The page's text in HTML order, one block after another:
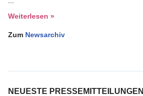
Weiterlesen »
Zum Newsarchiv
NEUESTE PRESSEMITTEILUNGEN